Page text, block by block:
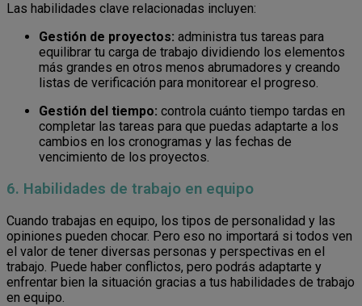
Las habilidades clave relacionadas incluyen:
Gestión de proyectos: administra tus tareas para
equilibrar tu carga de trabajo dividiendo los elementos
más grandes en otros menos abrumadores y creando
listas de verificación para monitorear el progreso.
Gestión del tiempo: controla cuánto tiempo tardas en
completar las tareas para que puedas adaptarte a los
cambios en los cronogramas y las fechas de
vencimiento de los proyectos.
6. Habilidades de trabajo en equipo
Cuando trabajas en equipo, los tipos de personalidad y las
opiniones pueden chocar. Pero eso no importará si todos ven
el valor de tener diversas personas y perspectivas en el
trabajo. Puede haber conflictos, pero podrás adaptarte y
enfrentar bien la situación gracias a tus habilidades de trabajo
en equipo.